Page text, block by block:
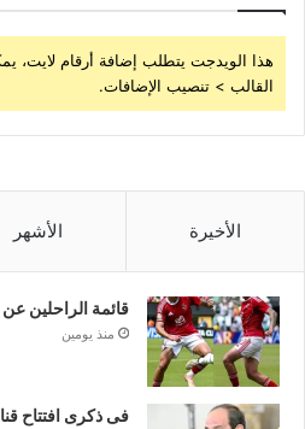
هذا الويدجت يتطلب إضافة أرقام لايت،
القالب > تنصيب الإضافات.
الأخيرة الأشهر
قائمة الراحلين عن
منذ يومين
فى ذكرى افتتاح